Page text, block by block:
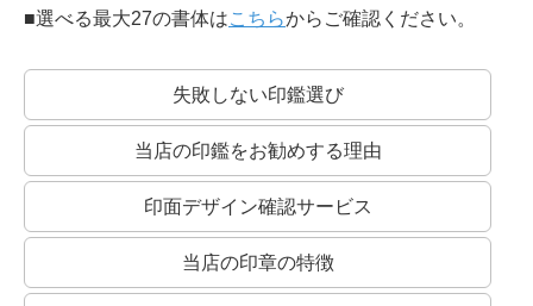
■選べる最大27の書体はこちらからご確認ください。
失敗しない印鑑選び
当店の印鑑をお勧めする理由
印面デザイン確認サービス
当店の印章の特徴